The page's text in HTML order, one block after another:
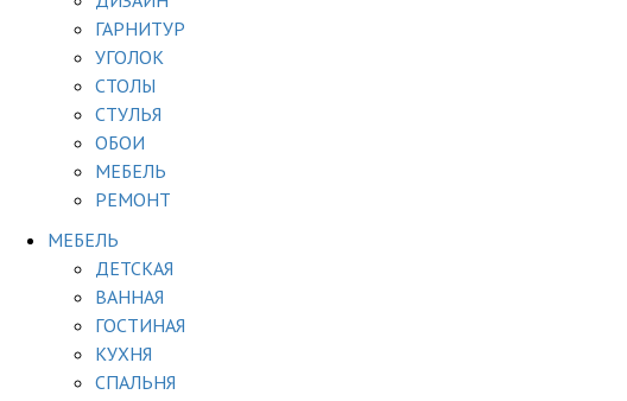
ГАРНИТУР
УГОЛОК
СТОЛЫ
СТУЛЬЯ
ОБОИ
МЕБЕЛЬ
РЕМОНТ
МЕБЕЛЬ
ДЕТСКАЯ
ВАННАЯ
ГОСТИНАЯ
КУХНЯ
СПАЛЬНЯ